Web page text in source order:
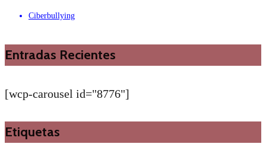
Ciberbullying
Entradas Recientes
[wcp-carousel id="8776"]
Etiquetas